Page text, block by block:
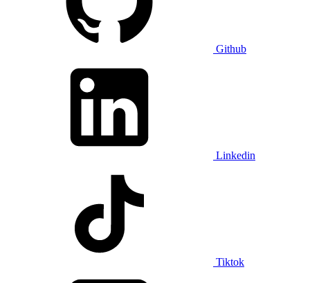
Github
Linkedin
Tiktok